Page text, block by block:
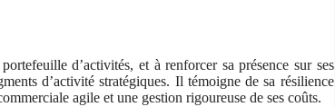
d’activités, et à renforcer sa présence sur ses
d’activité stratégiques. Il témoigne de sa résilience
agile et une gestion rigoureuse de ses coûts.